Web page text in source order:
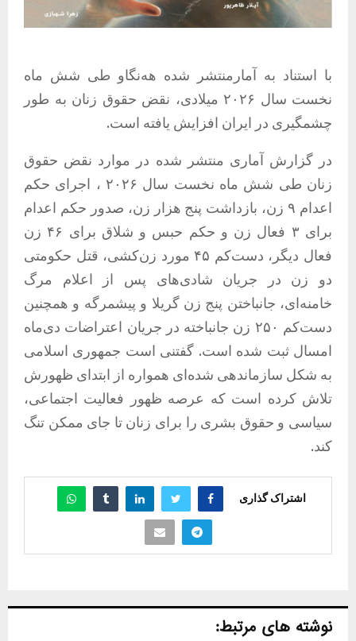
با استناد به آمارمنتشر شده هه‌نگاو طی شش ماه
نخست سال ۲۰۲۶ میلادی، نقض حقوق زنان به طور
چشمگیری در ایران افزایش یافته است.
در گزارش آماری منتشر شده در موارد نقض حقوق
زنان طی شش ماه نخست سال ۲۰۲۶ ، اجرای حکم
اعدام ۹ زن، بازداشت پنج هزار زن، صدور حکم اعدام
برای ۳ فعال زن و حکم حبس و شلاق برای ۴۶ زن
فعال دیگر، دست‌کم ۴۵ مورد زن‌کشی، قتل حکومتی
دو زن در جریان شادی‌های پس از اعلام مرگ
خامنه‌ای، جانباختن پنج زن گریلا و پیشمرگه و همچنین
دست‌کم ۲۵۰ زن جانباخته در جریان اعتراضات دی‌ماه
امسال ثبت شده است. گفتنی است جمهوری اسلامی
به شکل سازماندهی شده‌ای همواره از ابتدای ظهورش
تلاش کرده است که عرصه ظهور فعالیت اجتماعی،
سیاسی و حقوق بشری را برای زنان تا جای ممکن تنگ
کند.
اشتراک گذاری
نوشته های مرتبط: